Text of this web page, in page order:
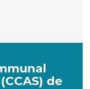
de